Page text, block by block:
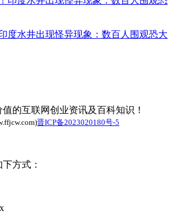
度水井出现怪异现象：数百人围观恐大
的互联网创业资讯及百科知识！
晋ICP备2023020180号-5
方式：